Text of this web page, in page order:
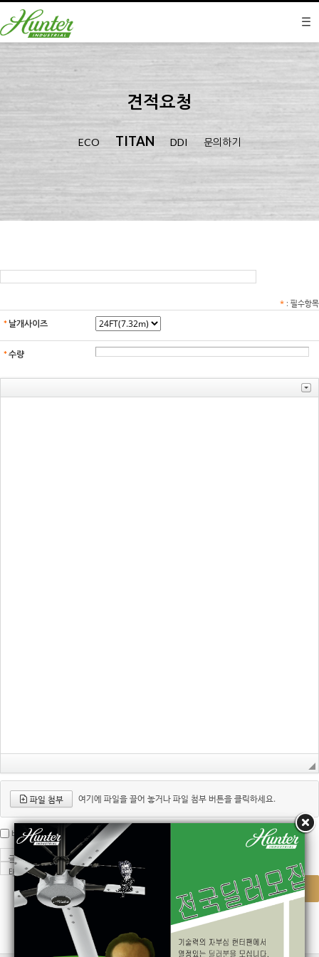
견적요청
ECO TITAN DDI 문의하기
* : 필수항목
* 날개사이즈
*수량
파일 첨부 여기에 파일을 끌어 놓거나 파일 첨부 버튼을 클릭하세요.
비밀글 기능 댓글 허용
글쓴이 비밀번호
홈페이지
태그: 쉼표(,)를 이용하여 복수 등록
등록